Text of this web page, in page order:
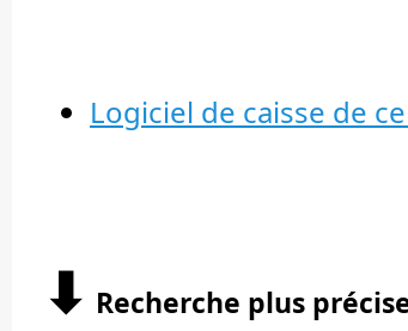
Logiciel de caisse de
⬇︎ Recherche plus